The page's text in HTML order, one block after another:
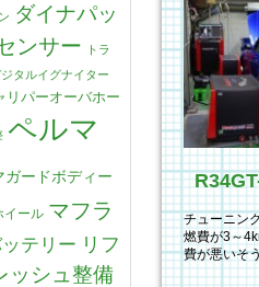
チューニン
燃費が3～
費が悪いそ
て」と依
ダイナパッ
ンサー
トラ
タルイグナイター
リパーオーバホー
ペルマ
ガードボディー
イール マフラ
テリー リフ
ッシュ整備